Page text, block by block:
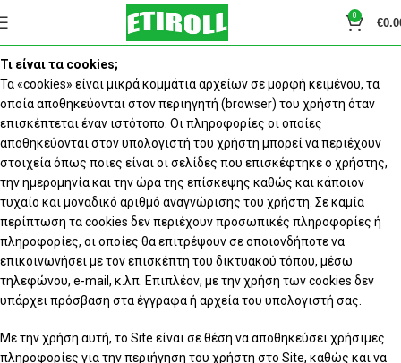
0
€
Τι είναι τα cookies;
Τα «cookies» είναι μικρά κομμάτια αρχείων σε μορφή κειμένου, τα
οποία αποθηκεύονται στον περιηγητή (browser) του χρήστη όταν
επισκέπτεται έναν ιστότοπο. Οι πληροφορίες οι οποίες
αποθηκεύονται στον υπολογιστή του χρήστη μπορεί να περιέχουν
στοιχεία όπως ποιες είναι οι σελίδες που επισκέφτηκε ο χρήστης,
την ημερομηνία και την ώρα της επίσκεψης καθώς και κάποιον
τυχαίο και μοναδικό αριθμό αναγνώρισης του χρήστη. Σε καμία
περίπτωση τα cookies δεν περιέχουν προσωπικές πληροφορίες ή
πληροφορίες, οι οποίες θα επιτρέψουν σε οποιονδήποτε να
επικοινωνήσει με τον επισκέπτη του δικτυακού τόπου, μέσω
τηλεφώνου, e-mail, κ.λπ. Επιπλέον, με την χρήση των cookies δεν
υπάρχει πρόσβαση στα έγγραφα ή αρχεία του υπολογιστή σας.
Με την χρήση αυτή, το Site είναι σε θέση να αποθηκεύσει χρήσιμες
πληροφορίες για την περιήγηση του χρήστη στο Site, καθώς και να